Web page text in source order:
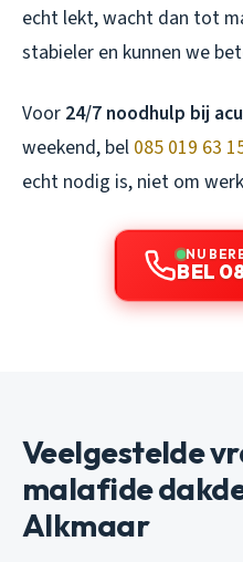
echt lekt, wacht dan tot
stabieler en kunnen we
Voor 24/7 noodhulp bij
weekend, bel 085 019 63
echt nodig is, niet om
NU
BEL
Veelgestelde
malafide
Alkmaar